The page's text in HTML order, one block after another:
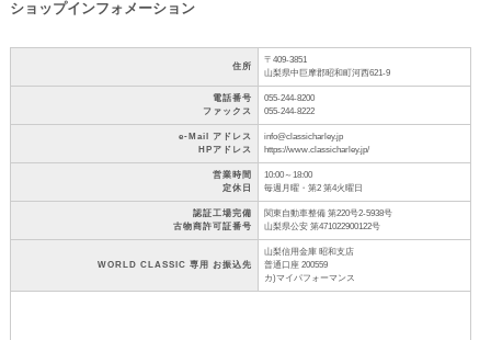
ショップインフォメーション
住所
〒409-3851
山梨県中巨摩郡昭和町河西621-9
電話番号
ファックス
055-244-8200
055-244-8222
e-Mail アドレス
HPアドレス
info@classicharley.jp
https://www.classicharley.jp/
営業時間
定休日
10:00～18:00
毎週月曜・第2 第4火曜日
認証工場完備
古物商許可証番号
関東自動車整備 第220号2-5938号
山梨県公安 第471022900122号
WORLD CLASSIC 専用 お振込先
山梨信用金庫 昭和支店
普通口座 200559
カ)マイパフォーマンス